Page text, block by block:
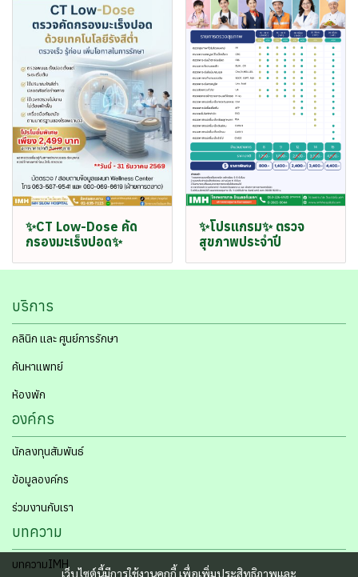
✨CT Low-Dose คัด
กรองมะเร็งปอด✨
✨โปรแกรม✨ ตรวจ
สุขภาพประจำปี
เว็บไซต์นี้มีการใช้งานคุกกี้ เพื่อเพิ่มประสิทธิภาพและ
บริการ
คลินิก และ ศูนย์การรักษา
ค้นหาแพทย์
ห้องพัก
องค์กร
นักลงทุนสัมพันธ์
ข้อมูลองค์กร
ร่วมงานกับเรา
บทความ
บทความIMH